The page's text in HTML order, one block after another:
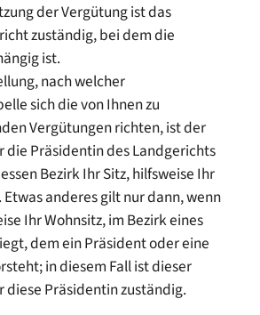
der Vergütung ist das
zuständig, bei dem die
ist.
nach welcher
sich die von Ihnen zu
Vergütungen richten, ist der
die Präsidentin des Landgerichts
Bezirk Ihr Sitz, hilfsweise Ihr
anderes gilt nur dann, wenn
Ihr Wohnsitz, im Bezirk eines
dem ein Präsident oder eine
in diesem Fall ist dieser
diese Präsidentin zuständig.